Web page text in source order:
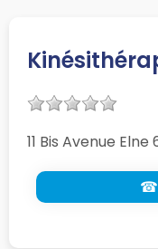
11 Bis Avenue
☎